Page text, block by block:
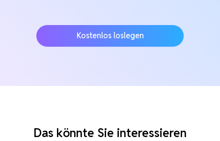
Kostenlos loslegen
Das könnte Sie interessieren